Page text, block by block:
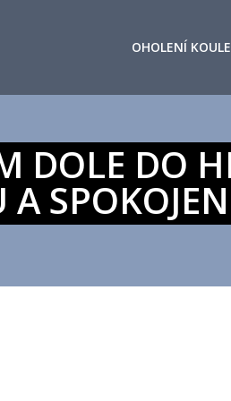
OHOLENÍ KOULE
DOLE DO
A